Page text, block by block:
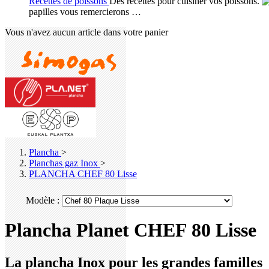
papilles vous remercierons …
Vous n'avez aucun article dans votre panier
Plancha >
Planchas gaz Inox >
PLANCHA CHEF 80 Lisse
Modèle :
Plancha Planet CHEF 80 Lisse
La plancha Inox pour les grandes familles